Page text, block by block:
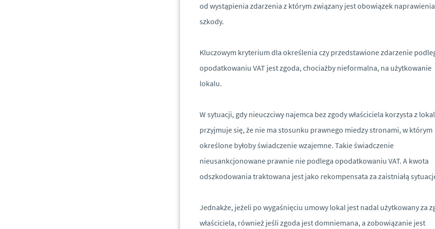
od wystąpienia zdarzenia z którym związany jest obowiązek naprawienia
szkody.
Kluczowym kryterium dla określenia czy przedstawione zdarzenie
opodatkowaniu VAT jest zgoda, chociażby nieformalna, na użytkowanie
lokalu.
W sytuacji, gdy nieuczciwy najemca bez zgody właściciela korzysta z
przyjmuje się, że nie ma stosunku prawnego miedzy stronami, w którym
określone byłoby świadczenie wzajemne. Takie świadczenie
nieusankcjonowane prawnie nie podlega opodatkowaniu VAT. A kwota
odszkodowania traktowana jest jako rekompensata za zaistniałą
Jednakże, jeżeli po wygaśnięciu umowy lokal jest nadal użytkowany za
właściciela, również jeśli zgoda jest domniemana, a zobowiązanie jest